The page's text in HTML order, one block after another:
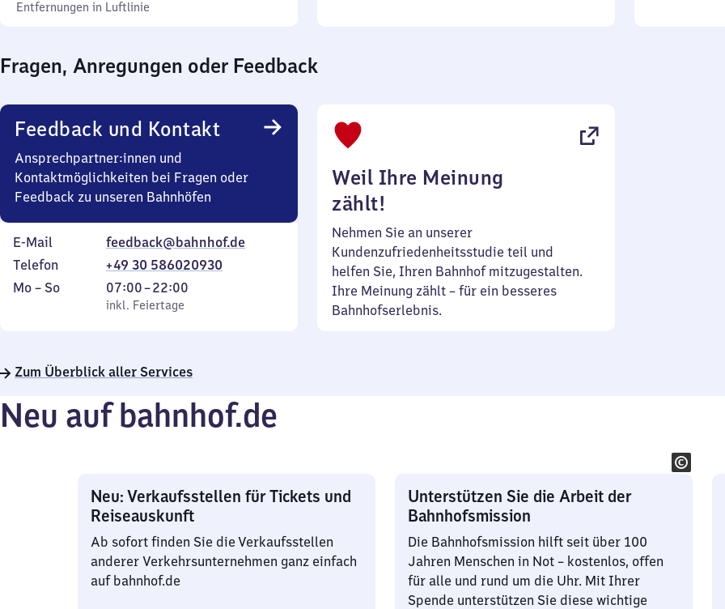
Entfernungen in Luftlinie
Fragen, Anregungen oder Feedback
Feedback und Kontakt
Ansprechpartner:innen und
Kontaktmöglichkeiten bei Fragen oder
Feedback zu unseren Bahnhöfen
E-Mail
feedback@bahnhof.de
Telefon
+49 30 586020930
Montag
Mo – So,
inkl. Feiertage
07:00–22:00
Von
7
22
inkl. Feiertage
Weil Ihre Meinung
zählt!
Nehmen Sie an unserer
Kundenzufriedenheitsstudie teil und
helfen Sie, Ihren Bahnhof mitzugestalten.
Ihre Meinung zählt – für ein besseres
Bahnhofserlebnis.
Zum Überblick aller Services
Neu auf bahnhof.de
Neu: Verkaufsstellen für Tickets und
Reiseauskunft
Ab sofort finden Sie die Verkaufsstellen
anderer Verkehrsunternehmen ganz einfach
auf bahnhof.de
Unterstützen Sie die Arbeit der
Bahnhofsmission
Die Bahnhofsmission hilft seit über 100
Jahren Menschen in Not – kostenlos, offen
für alle und rund um die Uhr. Mit Ihrer
Spende unterstützen Sie diese wichtige